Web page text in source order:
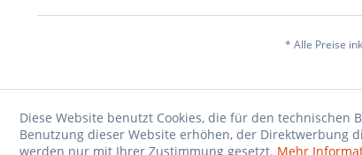
* Alle Preise
Diese Website benutzt Cookies, die für den
Benutzung dieser Website erhöhen, der Direktwerbung
werden nur mit Ihrer Zustimmung gesetzt. Mehr